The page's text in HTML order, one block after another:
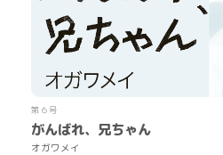
第６号
がんばれ、兄ちゃん
オガワメイ